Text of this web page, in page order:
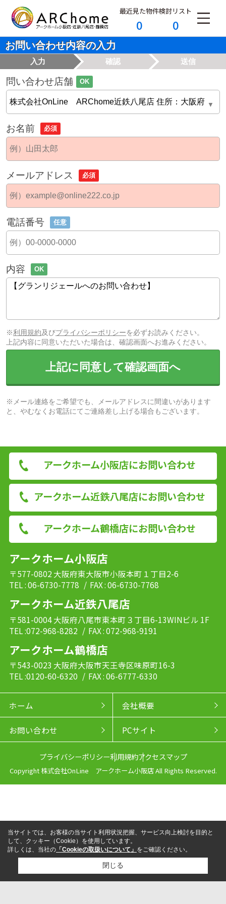
最近見た物件
0
検討リスト
0
お問い合わせ内容の入力
入力 確認 送信
問い合わせ店舗 OK
お名前 必須
メールアドレス 必須
電話番号 任意
内容 OK
※利用規約及びプライバシーポリシーを必ずお読みください。
上記内容に同意いただいた場合は、確認画面へお進みください。
上記に同意して確認画面へ
※メール連絡をご希望でも、メールアドレスに間違いがあります
と、やむなくお電話にてご連絡差し上げる場合もございます。
アークホーム小阪店にお問い合わせ
アークホーム近鉄八尾店にお問い合わせ
アークホーム鶴橋店にお問い合わせ
アークホーム小阪店
〒577-0802 大阪府東大阪市小阪本町１丁目2-6
TEL : 06-6730-7778 / FAX : 06-6730-7768
アークホーム近鉄八尾店
〒581-0004 大阪府八尾市東本町３丁目6-13WINビル 1F
TEL :072-968-8282 / FAX : 072-968-9191
アークホーム鶴橋店
〒543-0023 大阪府大阪市天王寺区味原町16-3
TEL :0120-60-6320 / FAX : 06-6777-6330
ホーム 会社概要
お問い合わせ PCサイト
プライバシーポリシー利用規約アクセスマップ
Copyright 株式会社OnLine アークホーム小阪店 All Rights Reserved.
LINEからお問い合わせ
当サイトでは、お客様の当サイト利用状況把握、サービス向上検討を目的と
して、クッキー（Cookie）を使用しています。
詳しくは、当社の 「Cookieの取扱いについて」 をご確認ください。
閉じる